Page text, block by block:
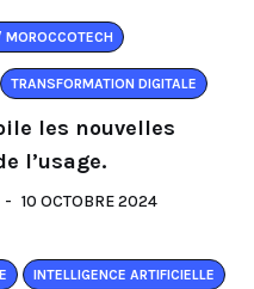
TRANSFORMATION DIGITALE
les nouvelles
l’usage.
10 OCTOBRE 2024
INTELLIGENCE ARTIFICIELLE